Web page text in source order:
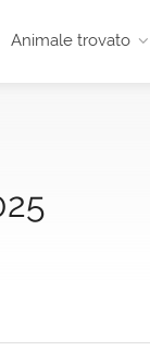
Animale trovato